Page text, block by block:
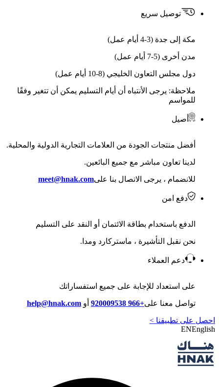
توصيل سريع
مكة إلى جدة (3-4 أيام عمل)
مدن أخرى (5-7 أيام عمل)
دول مجلس التعاون الخليجي (8-10 أيام عمل)
ملاحظة: يرجى الأنتباه أن أيام التسليم يمكن أن تتغير وفقًا
للمواسم
أصيل
أفضل منتجات الجودة من العلامات التجارية الدولية والمحلية.
لدينا تعاون مباشر مع جميع البائعين.
للانضمام ، يرجى الاتصال بنا علىmeet@hnak.com
دفع امن
الدفع باستخدام بطاقة الائتمان أو النقد على التسليم
نحن نقبل التأشيرة ، ماستركارد ومدا.
دعم العملاء
على استعداد للإجابة على جميع استفساراتك
تواصل معنا على+966 920009538 أو help@hnak.com
احصل على تطبيقنا >
ENEnglish